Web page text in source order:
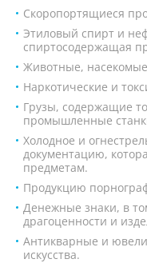
Скоропортящиеся
Этиловый спирт и
спиртосодержащая
Животные,
Наркотические и
Грузы, содержащие
промышленные
Холодное и
документацию,
предметам.
Продукцию
Денежные знаки, в
драгоценности и
Антикварные и
искусства.